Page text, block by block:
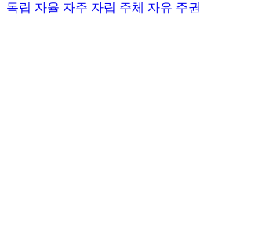
독립 자율 자주 자립 주체 자유 주권